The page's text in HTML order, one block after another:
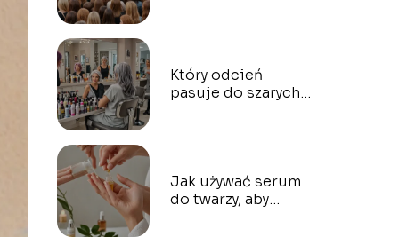
Który odcień
pasuje do szarych
Jak używać serum
do twarzy, aby